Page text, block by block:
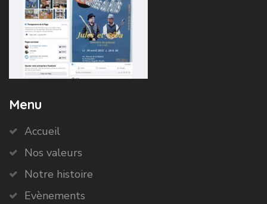
Menu
Accueil
Nos valeurs
Notre histoire
Evènements